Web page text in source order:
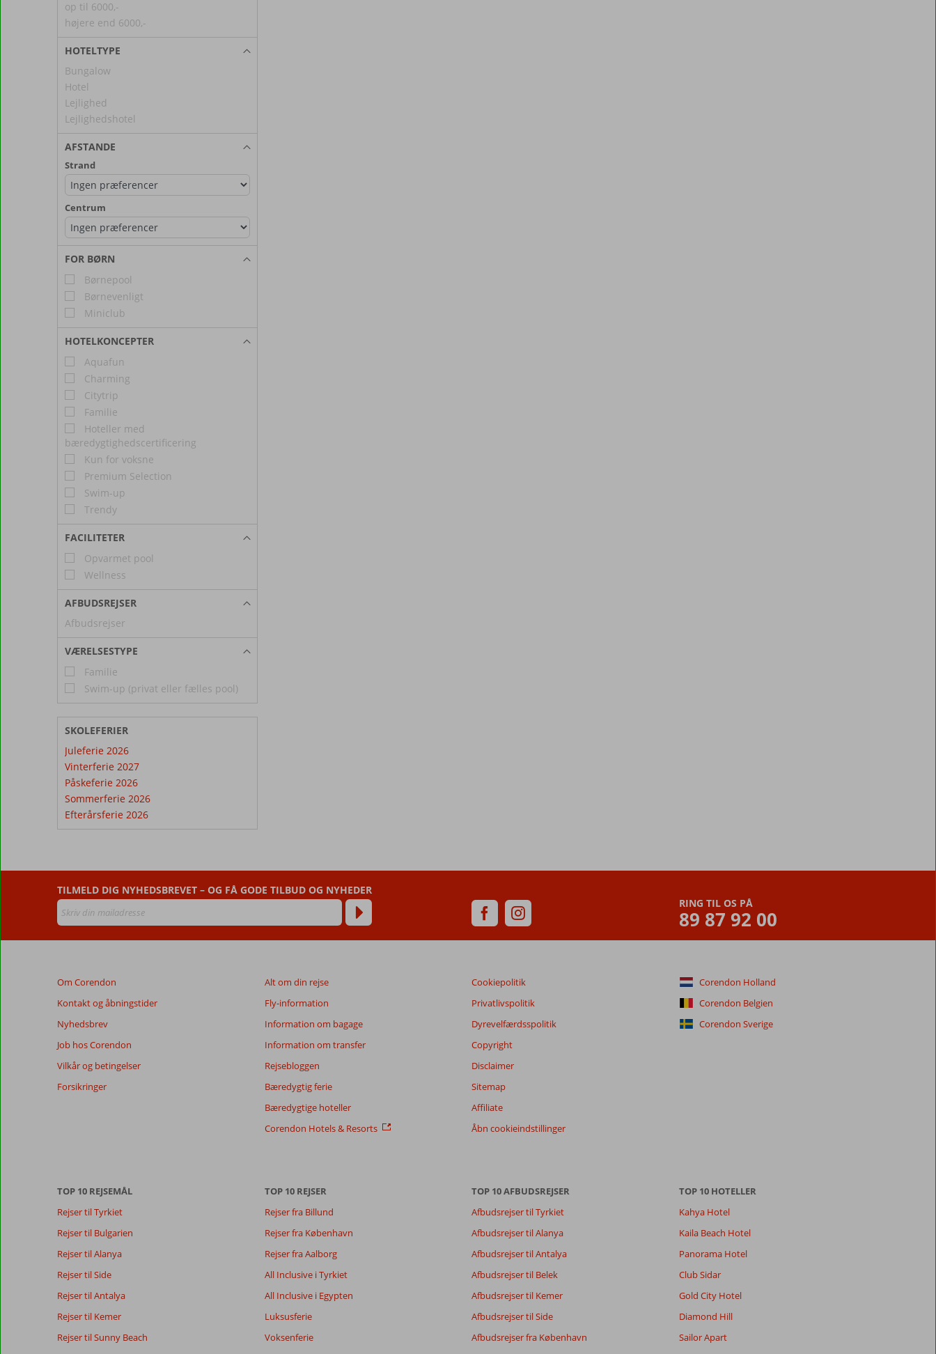
op til 6000,-
højere end 6000,-
HOTELTYPE
Bungalow
Hotel
Lejlighed
Lejlighedshotel
AFSTANDE
Strand
Centrum
FOR BØRN
Børnepool
Børnevenligt
Miniclub
HOTELKONCEPTER
Aquafun
Charming
Citytrip
Familie
Hoteller med
bæredygtighedscertificering
Kun for voksne
Premium Selection
Swim-up
Trendy
FACILITETER
Opvarmet pool
Wellness
AFBUDSREJSER
Afbudsrejser
VÆRELSESTYPE
Familie
Swim-up (privat eller fælles pool)
SKOLEFERIER
Juleferie 2026
Vinterferie 2027
Påskeferie 2026
Sommerferie 2026
Efterårsferie 2026
RING TIL OS PÅ
89 87 92 00
TILMELD DIG NYHEDSBREVET – OG FÅ GODE TILBUD OG NYHEDER
Om Corendon
Kontakt og åbningstider
Nyhedsbrev
Job hos Corendon
Vilkår og betingelser
Forsikringer
Alt om din rejse
Fly-information
Information om bagage
Information om transfer
Rejsebloggen
Bæredygtig ferie
Bæredygtige hoteller
Corendon Hotels & Resorts
Cookiepolitik
Privatlivspolitik
Dyrevelfærdsspolitik
Copyright
Disclaimer
Sitemap
Affiliate
Åbn cookieindstillinger
Corendon Holland
Corendon Belgien
Corendon Sverige
TOP 10 REJSEMÅL
Rejser til Tyrkiet
Rejser til Bulgarien
Rejser til Alanya
Rejser til Side
Rejser til Antalya
Rejser til Kemer
Rejser til Sunny Beach
TOP 10 REJSER
Rejser fra Billund
Rejser fra København
Rejser fra Aalborg
All Inclusive i Tyrkiet
All Inclusive i Egypten
Luksusferie
Voksenferie
TOP 10 AFBUDSREJSER
Afbudsrejser til Tyrkiet
Afbudsrejser til Alanya
Afbudsrejser til Antalya
Afbudsrejser til Belek
Afbudsrejser til Kemer
Afbudsrejser til Side
Afbudsrejser fra København
TOP 10 HOTELLER
Kahya Hotel
Kaila Beach Hotel
Panorama Hotel
Club Sidar
Gold City Hotel
Diamond Hill
Sailor Apart